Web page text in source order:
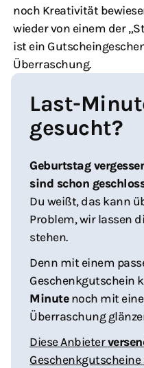
noch Kreativität
wieder von einem der
ist ein
Überraschung.
Last-
gesucht?
Geburtstag
sind schon
Du weißt, das kann
Problem, wir lassen
stehen.
Denn mit einem
Geschenkgutschein
Minutenoch mit
Überraschung
Diese Anbieter
Geschenkgutscheine